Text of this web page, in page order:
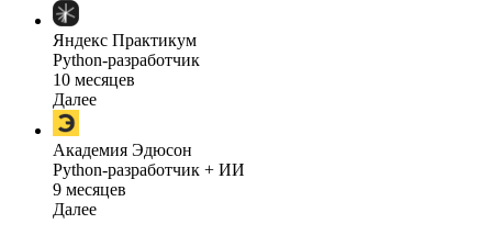
Яндекс Практикум
Python-разработчик
10 месяцев
Далее
Академия Эдюсон
Python-разработчик + ИИ
9 месяцев
Далее